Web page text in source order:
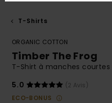
T-Shirts
ORGANIC COTTON
Timber The Frog
T-Shirt à manches courtes
5.0
(2 Avis)
ECO-BONUS